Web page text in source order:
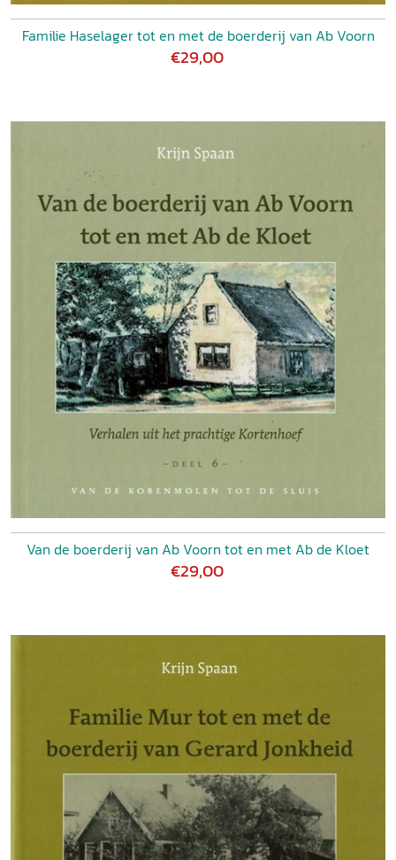
Familie Haselager tot en met de boerderij van Ab Voorn
€29,00
Van de boerderij van Ab Voorn tot en met Ab de Kloet
€29,00